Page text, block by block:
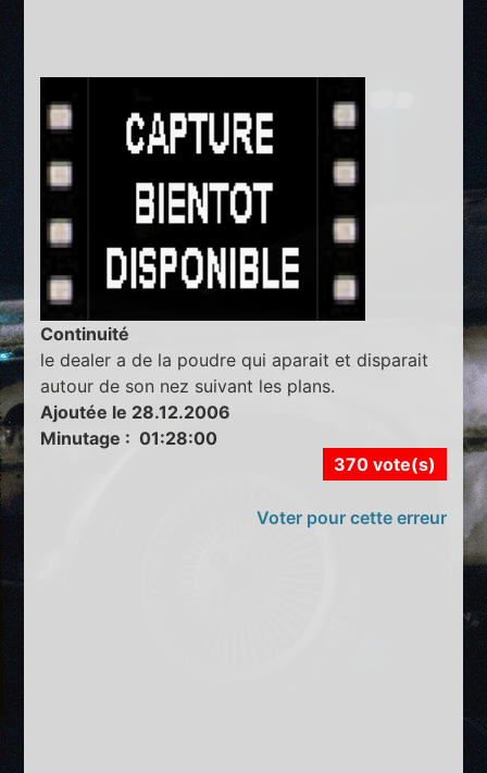
Continuité
le dealer a de la poudre qui aparait et disparait
autour de son nez suivant les plans.
Ajoutée le 28.12.2006
Minutage : 01:28:00
370 vote(s)
Voter pour cette erreur